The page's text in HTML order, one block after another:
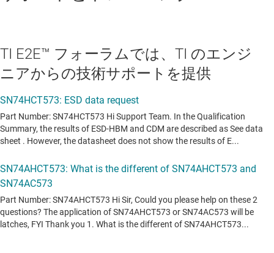
TI E2E™ フォーラムでは、TI のエンジ
ニアからの技術サポートを提供